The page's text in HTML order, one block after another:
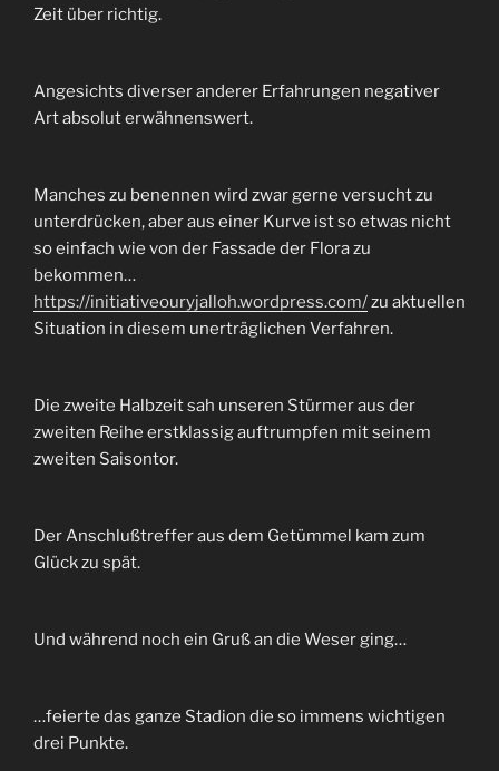
Zeit über richtig.
Angesichts diverser anderer Erfahrungen negativer
Art absolut erwähnenswert.
Manches zu benennen wird zwar gerne versucht zu
unterdrücken, aber aus einer Kurve ist so etwas nicht
so einfach wie von der Fassade der Flora zu
bekommen…
https://initiativeouryjalloh.wordpress.com/zu aktuellen
Situation in diesem unerträglichen Verfahren.
Die zweite Halbzeit sah unseren Stürmer aus der
zweiten Reihe erstklassig auftrumpfen mit seinem
zweiten Saisontor.
Der Anschlußtreffer aus dem Getümmel kam zum
Glück zu spät.
Und während noch ein Gruß an die Weser ging…
…feierte das ganze Stadion die so immens wichtigen
drei Punkte.